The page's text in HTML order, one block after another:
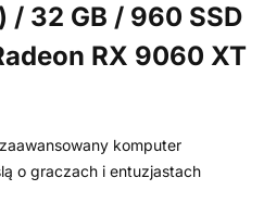
/ 32 GB / 960 SSD
RX 9060 XT
komputer
o graczach i entuzjastach